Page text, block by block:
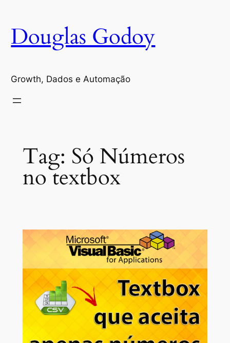
conteúdo
Douglas Godoy
Growth, Dados e Automação
Tag: Só Números
no textbox